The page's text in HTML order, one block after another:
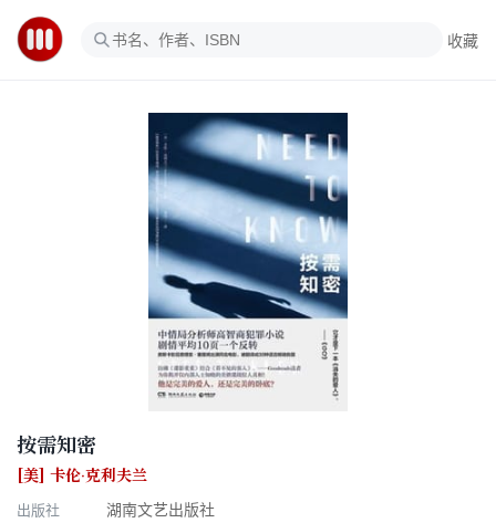
收藏
按需知密
[美] 卡伦·克利夫兰
出版社
湖南文艺出版社